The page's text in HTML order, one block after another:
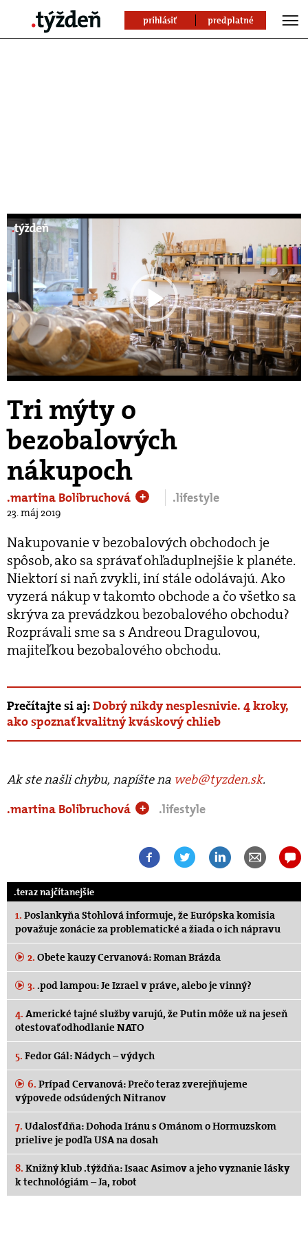
prihlásiť predplatné
Play
Video
Tri mýty o
bezobalových
nákupoch
.martina Bolibruchová + .lifestyle
23. máj 2019
Nakupovanie v bezobalových obchodoch je
spôsob, ako sa správať ohľaduplnejšie k planéte.
Niektorí si naň zvykli, iní stále odolávajú. Ako
vyzerá nákup v takomto obchode a čo všetko sa
skrýva za prevádzkou bezobalového obchodu?
Rozprávali sme sa s Andreou Dragulovou,
majiteľkou bezobalového obchodu.
Prečítajte si aj:Dobrý nikdy nesplesnivie. 4 kroky,
ako spoznať kvalitný kváskový chlieb
Ak ste našli chybu, napíšte na web@tyzden.sk.
.martina Bolibruchová
+ .lifestyle
.teraz najčítanejšie
1. Poslankyňa Stohlová informuje, že Európska komisia
považuje zonácie za problematické a žiada o ich nápravu
2. Obete kauzy Cervanová: Roman Brázda
3. .pod lampou: Je Izrael v práve, alebo je vinný?
4. Americké tajné služby varujú, že Putin môže už na jeseň
otestovať odhodlanie NATO
5. Fedor Gál: Nádych – výdych
6. Prípad Cervanová: Prečo teraz zverejňujeme
výpovede odsúdených Nitranov
7. Udalosť dňa: Dohoda Iránu s Ománom o Hormuzskom
prielive je podľa USA na dosah
8. Knižný klub .týždňa: Isaac Asimov a jeho vyznanie lásky
k technológiám – Ja, robot